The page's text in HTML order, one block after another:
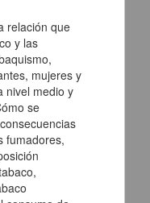
I. Madero
relación que
y las
mujeres y
nivel medio y
se
fumadores,